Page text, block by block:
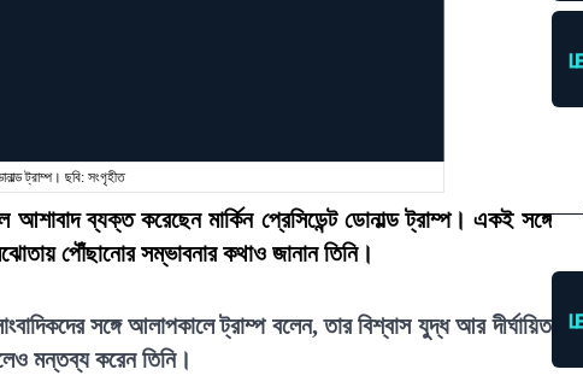
ট্রাম্প। ছবি: সংগৃহীত
ব্যক্ত করেছেন মার্কিন প্রেসিডেন্ট ডোনাল্ড ট্রাম্প। একই সঙ্গে
পৌঁছানোর সম্ভাবনার কথাও জানান তিনি।
সঙ্গে আলাপকালে ট্রাম্প বলেন, তার বিশ্বাস যুদ্ধ আর দীর্ঘায়িত
মন্তব্য করেন তিনি।